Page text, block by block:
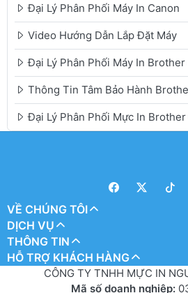
Đại Lý Phân Phối Máy In Canon
Video Hướng Dẫn Lắp Đặt Máy
Đại Lý Phân Phối Máy In
Thông Tin Tâm Bảo Hành
Đại Lý Phân Phối Mực In
VỀ CHÚNG TÔI
DỊCH VỤ
THÔNG TIN
HỖ TRỢ KHÁCH HÀNG
CÔNG TY TNHH MỰC IN
Mã số doanh nghiệp: